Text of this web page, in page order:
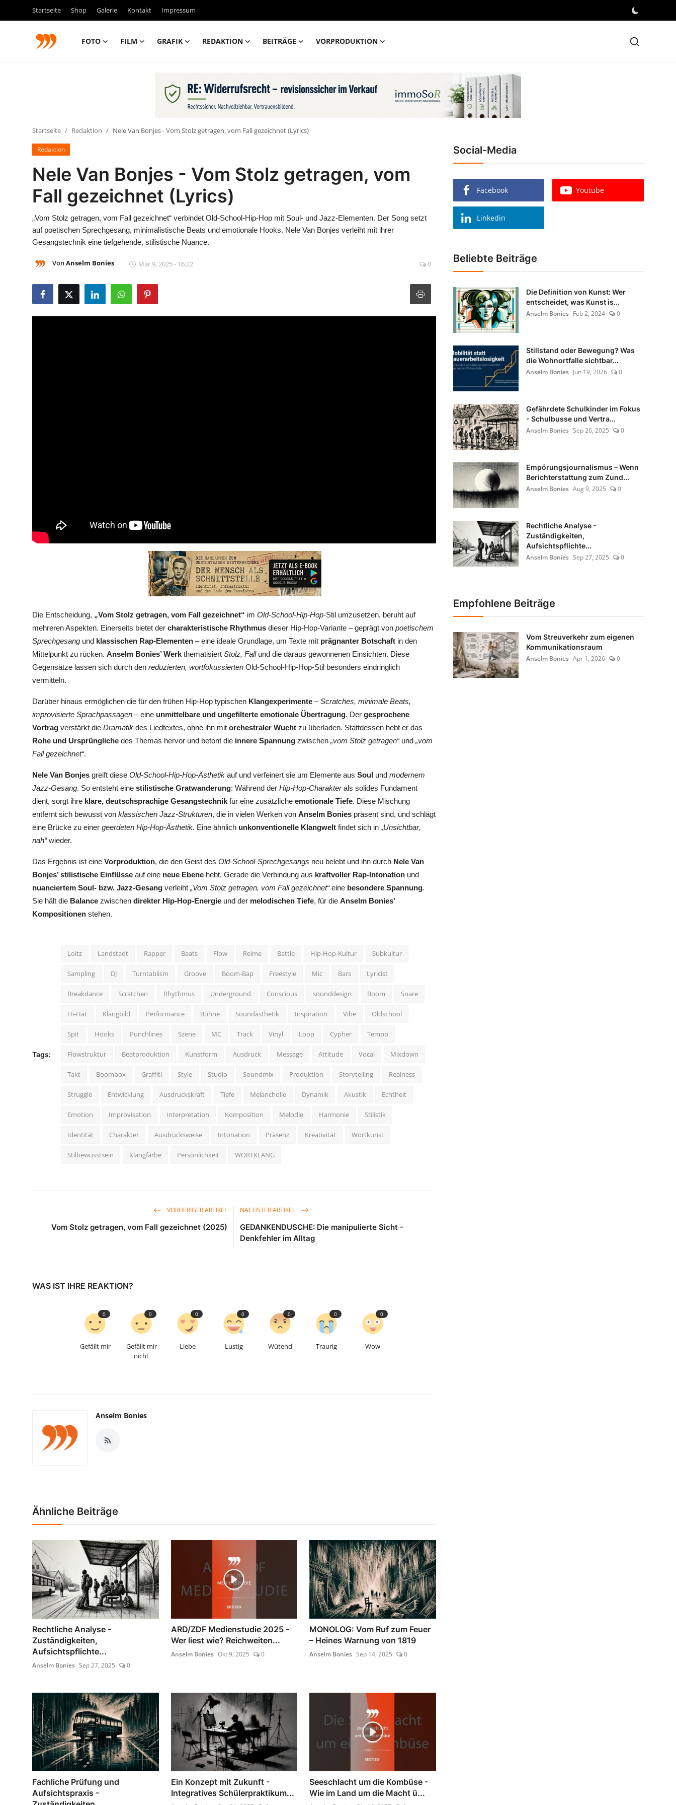
Startseite Shop Galerie Kontakt Impressum
FOTO FILM GRAFIK REDAKTION BEITRÄGE VORPRODUKTION
Beiträge
Vorproduktion
Startseite Redaktion Nele Van Bonjes - Vom Stolz getragen, vom Fall gezeichnet (Lyrics)
Redaktion
Nele Van Bonjes - Vom Stolz getragen, vom
Fall gezeichnet (Lyrics)
„Vom Stolz getragen, vom Fall gezeichnet“ verbindet Old-School-Hip-Hop mit Soul- und Jazz-Elementen. Der Song setzt
auf poetischen Sprechgesang, minimalistische Beats und emotionale Hooks. Nele Van Bonjes verleiht mit ihrer
Gesangstechnik eine tiefgehende, stilistische Nuance.
VonAnselm Bonies Mär 9, 2025 - 16:22 0
Die Entscheidung, „Vom Stolz getragen, vom Fall gezeichnet“ im Old-School-Hip-Hop-Stil umzusetzen, beruht auf
mehreren Aspekten. Einerseits bietet der charakteristische Rhythmus dieser Hip-Hop-Variante – geprägt von poetischem
Sprechgesang und klassischen Rap-Elementen – eine ideale Grundlage, um Texte mit prägnanter Botschaft in den
Mittelpunkt zu rücken. Anselm Bonies’ Werk thematisiert Stolz, Fallund die daraus gewonnenen Einsichten. Diese
Gegensätze lassen sich durch den reduzierten, wortfokussierten Old-School-Hip-Hop-Stil besonders eindringlich
vermitteln.
Darüber hinaus ermöglichen die für den frühen Hip-Hop typischen Klangexperimente –Scratches, minimale Beats,
improvisierte Sprachpassagen – eine unmittelbare und ungefilterte emotionale Übertragung. Der gesprochene
Vortrag verstärkt die Dramatik des Liedtextes, ohne ihn mit orchestraler Wucht zu überladen. Stattdessen hebt er das
Rohe und Ursprüngliche des Themas hervor und betont die innere Spannung zwischen „vom Stolz getragen“und „vom
Fall gezeichnet“.
Nele Van Bonjes greift diese Old-School-Hip-Hop-Ästhetik auf und verfeinert sie um Elemente aus Soul und modernem
Jazz-Gesang. So entsteht eine stilistische Gratwanderung: Während der Hip-Hop-Charakterals solides Fundament
dient, sorgt ihre klare, deutschsprachige Gesangstechnik für eine zusätzliche emotionale Tiefe. Diese Mischung
entfernt sich bewusst von klassischen Jazz-Strukturen, die in vielen Werken von Anselm Bonies präsent sind, und schlägt
eine Brücke zu einer geerdeten Hip-Hop-Ästhetik. Eine ähnlich unkonventionelle Klangwelt findet sich in „Unsichtbar,
nah“wieder.
Das Ergebnis ist eine Vorproduktion, die den Geist des Old-School-Sprechgesangs neu belebt und ihn durch Nele Van
Bonjes’ stilistische Einflüsse auf eine neue Ebene hebt. Gerade die Verbindung aus kraftvoller Rap-Intonation und
nuanciertem Soul- bzw. Jazz-Gesang verleiht „Vom Stolz getragen, vom Fall gezeichnet“eine besondere Spannung.
Sie hält die Balance zwischen direkter Hip-Hop-Energie und der melodischen Tiefe, für die Anselm Bonies’
Kompositionen stehen.
Tags:
Loitz Landstadt Rapper Beats Flow Reime Battle Hip-Hop-Kultur Subkultur
Sampling DJ Turntablism Groove Boom-Bap Freestyle Mic Bars Lyricist
Breakdance Scratchen Rhythmus Underground Conscious sounddesign Boom Snare
Hi-Hat Klangbild Performance Bühne Soundästhetik Inspiration Vibe Oldschool
Spit Hooks Punchlines Szene MC Track Vinyl Loop Cypher Tempo
Flowstruktur Beatproduktion Kunstform Ausdruck Message Attitude Vocal Mixdown
Takt Boombox Graffiti Style Studio Soundmix Produktion Storytelling Realness
Struggle Entwicklung Ausdruckskraft Tiefe Melancholie Dynamik Akustik Echtheit
Emotion Improvisation Interpretation Komposition Melodie Harmonie Stilistik
Identität Charakter Ausdrucksweise Intonation Präsenz Kreativität Wortkunst
Stilbewusstsein Klangfarbe Persönlichkeit WORTKLANG
VORHERIGER ARTIKEL
Vom Stolz getragen, vom Fall gezeichnet (2025)
NÄCHSTER ARTIKEL
GEDANKENDUSCHE: Die manipulierte Sicht -
Denkfehler im Alltag
WAS IST IHRE REAKTION?
Gefällt mir
0
Gefällt mir
nicht
0
Liebe
0
Lustig
0
Wütend
0
Traurig
0
Wow
0
Anselm Bonies
Ähnliche Beiträge
Rechtliche Analyse -
Zuständigkeiten,
Aufsichtspflichte...
Anselm Bonies Sep 27, 2025 0
ARD/ZDF Medienstudie 2025 -
Wer liest wie? Reichweiten...
Anselm Bonies Okt 9, 2025 0
MONOLOG: Vom Ruf zum Feuer
– Heines Warnung von 1819
Anselm Bonies Sep 14, 2025 0
Fachliche Prüfung und
Aufsichtspraxis -
Ein Konzept mit Zukunft -
Integratives Schülerpraktikum...
Seeschlacht um die Kombüse -
Wie im Land um die Macht ü...
Social-Media
Facebook Youtube
Linkedin
Beliebte Beiträge
Die Definition von Kunst: Wer
entscheidet, was Kunst is...
Anselm Bonies Feb 2, 2024 0
Stillstand oder Bewegung? Was
die Wohnortfalle sichtbar...
Anselm Bonies Jun 19, 2026 0
Gefährdete Schulkinder im Fokus
- Schulbusse und Vertra...
Anselm Bonies Sep 26, 2025 0
Empörungsjournalismus – Wenn
Berichterstattung zum Zund...
Anselm Bonies Aug 9, 2025 0
Rechtliche Analyse -
Zuständigkeiten,
Aufsichtspflichte...
Anselm Bonies Sep 27, 2025 0
Empfohlene Beiträge
Vom Streuverkehr zum eigenen
Kommunikationsraum
Anselm Bonies Apr 1, 2026 0